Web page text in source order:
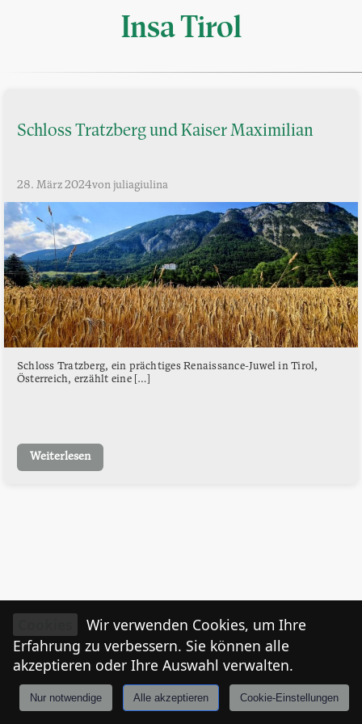
Insa Tirol
Schloss Tratzberg und Kaiser Maximilian
28. März 2024von juliagiulina
Schloss Tratzberg, ein prächtiges Renaissance-Juwel in Tirol,
Österreich, erzählt eine […]
Weiterlesen
Anmelden Tiroler
Wir verwenden Cookies, um Ihre
Erfahrung zu verbessern. Sie können alle
akzeptieren oder Ihre Auswahl verwalten.
Nur notwendige Alle akzeptieren Cookie-Einstellungen